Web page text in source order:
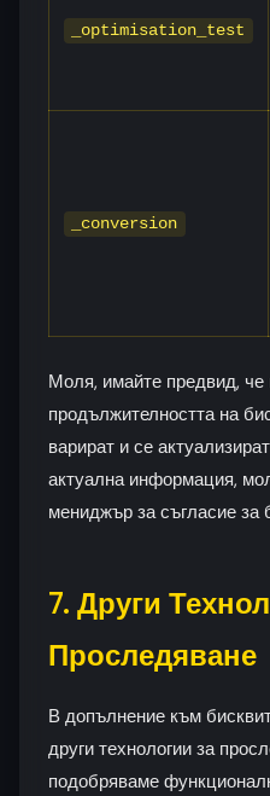
_optimisation_test
_conversion
Моля, имайте предвид, че
продължителността на
варират и се
актуална информация,
мениджър за съгласие за
7. Други
Проследяване
В допълнение към
други технологии за
подобряваме